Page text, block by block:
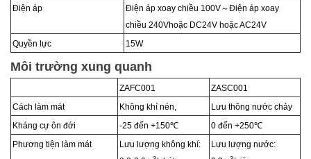
Điện áp Điện áp xoay chiều 100V～Điện áp xoay
chiều 240Vhoặc DC24V hoặc AC24V
Quyền lực
15W
Môi trường xung quanh
ZAFC001
ZASC001
Cách làm mát
Không khí nén,
Lưu thông nước chảy
Kháng cự ôn đới
-25 đến +150℃ 0 đến +250℃
Phương tiện làm mát
Lưu lượng không khí:
Lưu lượng nước: